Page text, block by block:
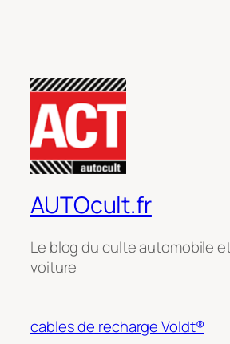
AUTOcult.fr
Le blog du culte automobile
voiture
cables de recharge Voldt®